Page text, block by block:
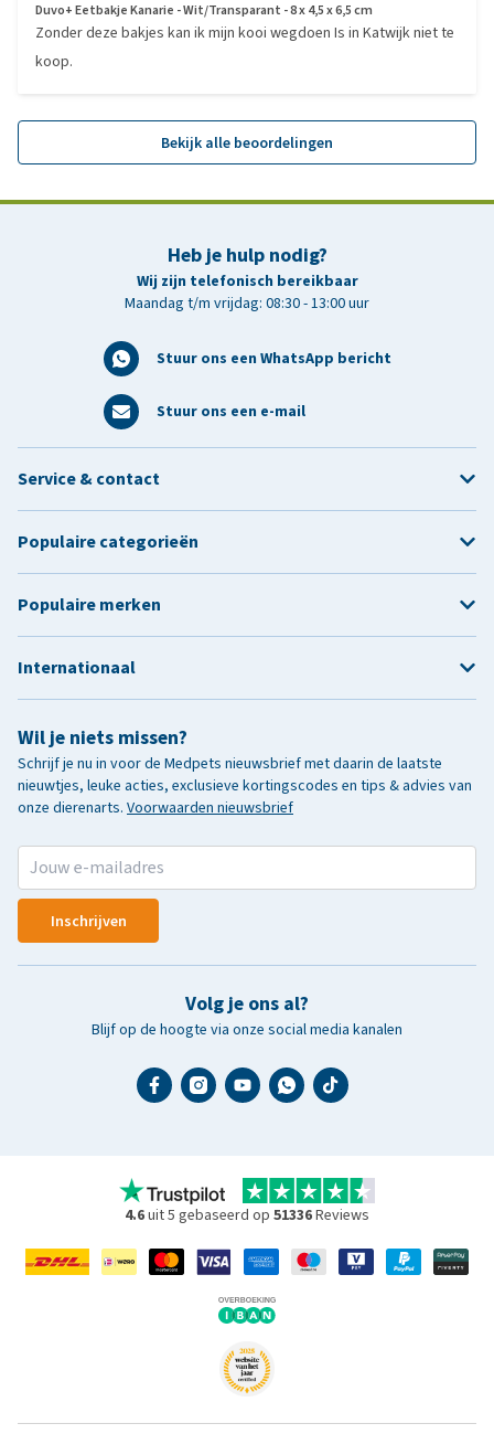
Duvo+ Eetbakje Kanarie - Wit/Transparant - 8 x 4,5 x 6,5 cm
Zonder deze bakjes kan ik mijn kooi wegdoen Is in Katwijk niet te
koop.
Bekijk alle beoordelingen
Heb je hulp nodig?
Wij zijn telefonisch bereikbaar
Maandag t/m vrijdag: 08:30 - 13:00 uur
Stuur ons een WhatsApp bericht
Stuur ons een e-mail
Wil je niets missen?
Schrijf je nu in voor de Medpets nieuwsbrief met daarin de laatste
nieuwtjes, leuke acties, exclusieve kortingscodes en tips & advies van
onze dierenarts. Voorwaarden nieuwsbrief
Inschrijven
Volg je ons al?
Blijf op de hoogte via onze social media kanalen
Service & contact
Populaire categorieën
Populaire merken
Internationaal
4.6uit 5 gebaseerd op 51336Reviews